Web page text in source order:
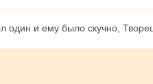
и ему было скучно,